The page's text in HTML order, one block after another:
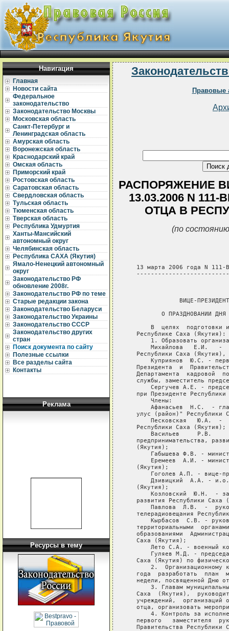
Навигация
Главная
Новости сайта
Федеральное
законодательство
Законодательство Москвы
Московская область
Санкт-Петербург и
Ленинградская область
Амурская область
Воронежская область
Краснодарский край
Омская область
Приморский край
Ростовская область
Саратовская область
Свердловская область
Тульская область
Тюменская область
Тверская область
Республика Удмуртия
Ханты-Мансийский
автономный округ
Челябинская область
Республика САХА (Якутия)
Ямало-Ненецкий автономный
округ
Законодательство РФ
обновление 2008г.
Законодательство РФ по теме
Старые редакции закона
Законодательство Беларуси
Законодательство Украины
Законодательство СССР
Законодательство других
стран
Поиск документа по сайту
Полезные ссылки
Все разделы сайта
Контакты
Реклама
Ресурсы в тему
Правовые
РАСПОРЯЖЕНИЕ
13.03.2006 N
ОТЦА В
(по
13 марта 2006 года N 111-
ВИЦЕ-
О ПРАЗДНОВАНИИ
В  целях  подготовки
   Республике Саха (Якутия):
1. Образовать
Михайлова   Е.И.   -
Республики Саха (Якутия),
Куприянов  Ю.С. -
Президента  и
Департамента  кадровой
службы, заместитель
Сергучев А.Е. -
при Президенте
       Члены:
Афанасьев  Н.С.  -
улус (район)" Республики
Песковская   Ю.А.  -
   Республики Саха (Якутия);
Васильев     Р.В.
предпринимательства,
   (Якутия);
Габышева Ф.В. -
Еремеев  А.И. -
   (Якутия);
Гоголев А.П. - вице-
Дзивицкий  А.А. -
   (Якутия);
Козловский  Ю.Н.  -
развития Республики Саха
Павлова  Л.В.  -
телерадиовещания
Кырбасов  С.В. -
территориальными
образованиями
   Саха (Якутия);
Лето С.А. - военный
Гуляев М.Д. -
Саха (Якутия) по
2.  Организационному
года  разработать  план
недели, посвященной Дню
3. Главам
Саха  (Якутия),
учреждений,  организаций
отца, организовать
4. Контроль за
первого   заместителя
Правительства Республики